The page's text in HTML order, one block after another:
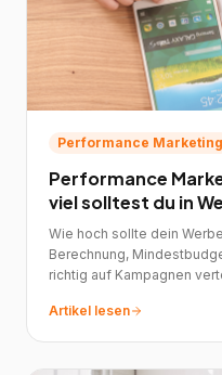
Performance Marketing
Performance
viel solltest du in
Wie hoch sollte dein
Berechnung,
richtig auf Kampagnen
Artikel lesen